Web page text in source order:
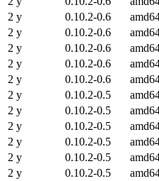
2 y
0.10.2-0.6
2 y
0.10.2-0.6
2 y
0.10.2-0.6
2 y
0.10.2-0.6
2 y
0.10.2-0.6
2 y
0.10.2-0.5
2 y
0.10.2-0.5
2 y
0.10.2-0.5
2 y
0.10.2-0.5
2 y
0.10.2-0.5
2 y
0.10.2-0.5